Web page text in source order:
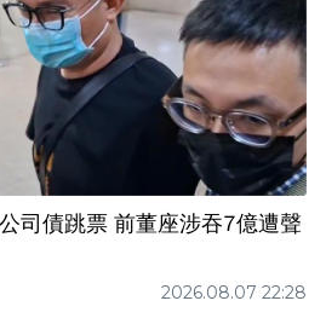
司債跳票 前董座涉吞7億遭聲
2026.08.07 22:28